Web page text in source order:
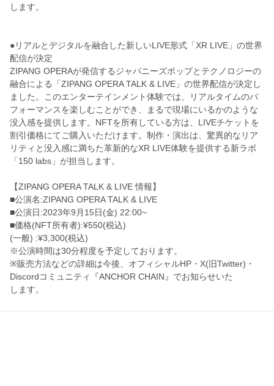
します。
●リアルとデジタルを融合した新しいLIVE形式「XR LIVE」の世界
配信が決定
ZIPANG OPERAが発信するジャパニーズポップとテクノロジーの
融合に よる「ZIPANG OPERA TALK & LIVE」の世界配信が決定し
ました。
このエンターテインメント体験では、
リアルタイムのパ
フォーマンスを楽しむことができ、
まるで現場にいるかのような
没入感を提供します。 NFTを所有している方は、 LIVEチケットを
割引価格にてご購入いただけます。制作・ 演出は、驚異的なリア
リティと没入感に満ちた革新的なXR LIVE体験を提供する新ラボ
「150 labs」が担当します。
【ZIPANG OPERA TALK & LIVE 情報】
■公演名:ZIPANG OPERA TALK & LIVE
■公演日:2023年9月15日(金) 22:00~
■価格(NFT所有者):¥550(税込)
(一般) :¥3,300(税込)
※公演時間は30分程度を予定しております。
※販売方法などの詳細は今後、オフィシャルHP・X( 旧Twitter)・
Discordコミュニティ『ANCHOR CHAIN』でお知らせいた
します。